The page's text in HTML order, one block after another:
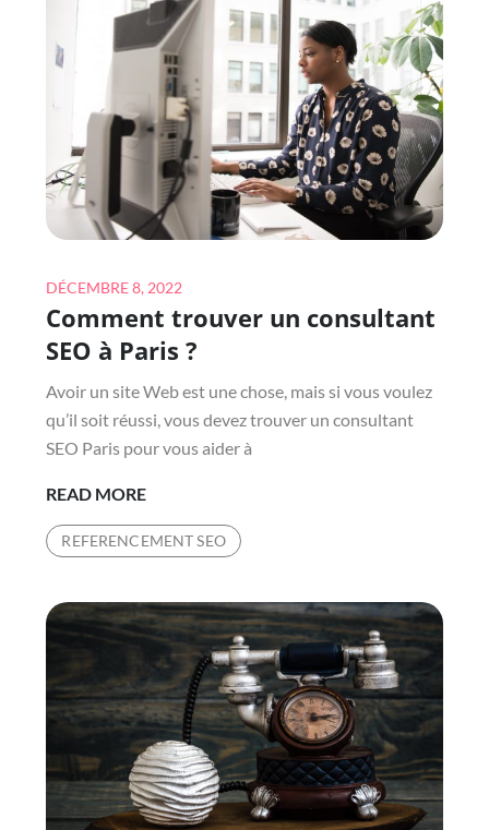
Posted
on
DÉCEMBRE 8, 2022
Comment trouver un consultant
SEO à Paris ?
Avoir un site Web est une chose, mais si vous voulez
qu’il soit réussi, vous devez trouver un consultant
SEO Paris pour vous aider à
READ MORECOMMENT
TROUVER
UN
SEO
À
PARIS
?
REFERENCEMENT SEO